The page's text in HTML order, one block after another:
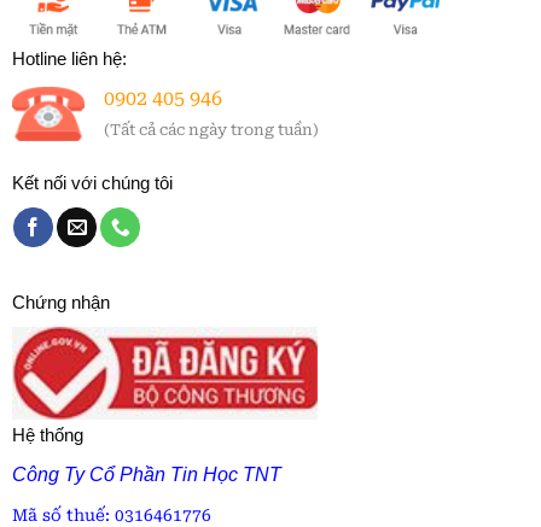
Hotline liên hệ:
0902 405 946
(Tất cả các ngày trong tuần)
Kết nối với chúng tôi
Chứng nhận
Hệ thống
Công Ty Cổ Phần Tin Học TNT
Mã số thuế: 0316461776